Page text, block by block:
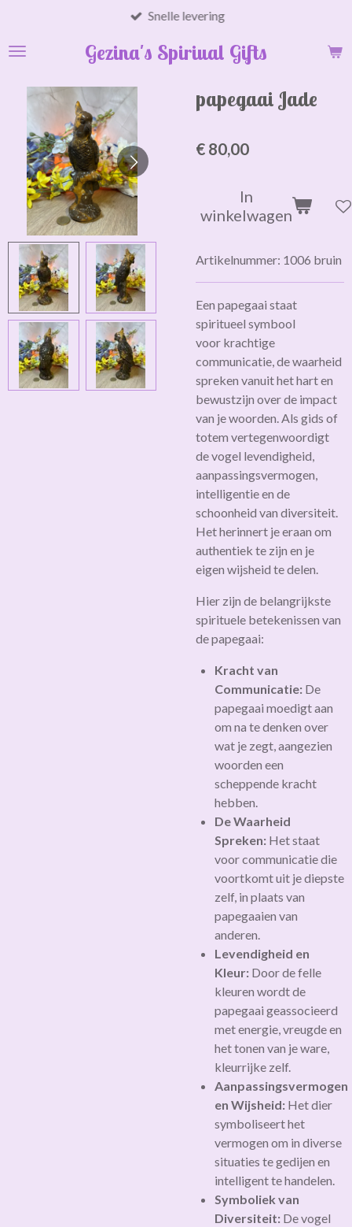
naar
hoofdinhoud
Gezina's Spiriual Gifts
Snelle levering
papegaai Jade
€ 80,00
In
winkelwagen
Artikelnummer: 1006 bruin
Een papegaai staat
spiritueel symbool
voor krachtige
communicatie, de waarheid
spreken vanuit het hart en
bewustzijn over de impact
van je woorden. Als gids of
totem vertegenwoordigt
de vogel levendigheid,
aanpassingsvermogen,
intelligentie en de
schoonheid van diversiteit.
Het herinnert je eraan om
authentiek te zijn en je
eigen wijsheid te delen.
Hier zijn de belangrijkste
spirituele betekenissen van
de papegaai:
Kracht van
Communicatie: De
papegaai moedigt aan
om na te denken over
wat je zegt, aangezien
woorden een
scheppende kracht
hebben.
De Waarheid
Spreken: Het staat
voor communicatie die
voortkomt uit je diepste
zelf, in plaats van
papegaaien van
anderen.
Levendigheid en
Kleur: Door de felle
kleuren wordt de
papegaai geassocieerd
met energie, vreugde en
het tonen van je ware,
kleurrijke zelf.
Aanpassingsvermogen
en Wijsheid: Het dier
symboliseert het
vermogen om in diverse
situaties te gedijen en
intelligent te handelen.
Symboliek van
Diversiteit: De vogel